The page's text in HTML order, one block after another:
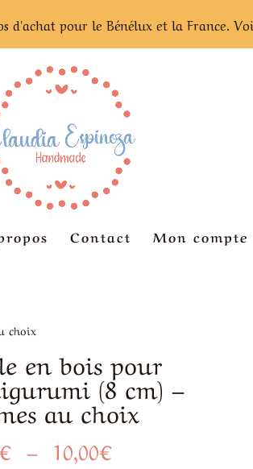
Contact Mon compte
choix
en bois pour
(8 cm) –
au choix
– 10,00€Plage
d'achat pour le Bénélux et la France.